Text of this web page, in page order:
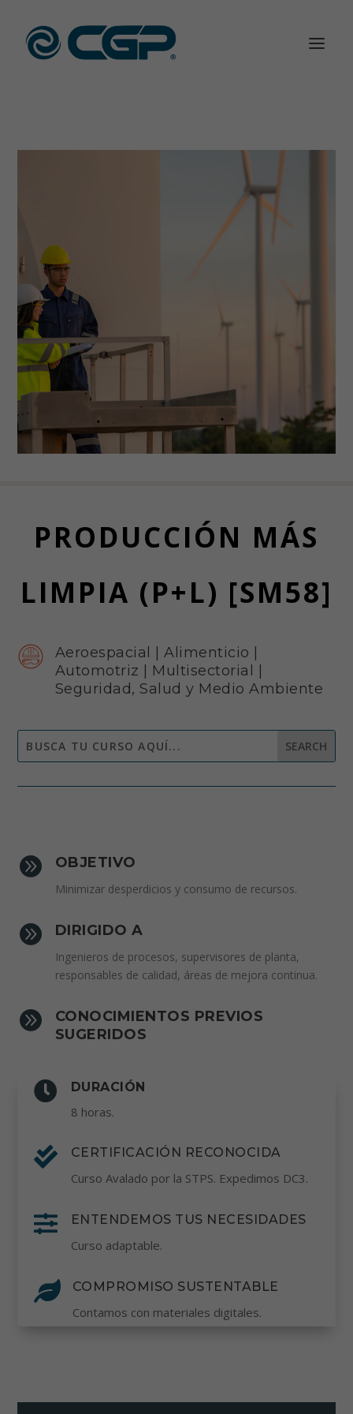
PRODUCCIÓN MÁS
LIMPIA (P+L) [SM58]
Aeroespacial Alimenticio
Automotriz
Multisectorial
Seguridad, Salud y Medio Ambiente
 OBJETIVO
Minimizar desperdicios y consumo de recursos.
 DIRIGIDO A
Ingenieros de procesos, supervisores de planta,
responsables de calidad, áreas de mejora continua.

CONOCIMIENTOS PREVIOS
SUGERIDOS
 DURACIÓN
8 horas.
 CERTIFICACIÓN RECONOCIDA
Curso Avalado por la STPS. Expedimos DC3.
 ENTENDEMOS TUS NECESIDADES
Curso adaptable.
 COMPROMISO SUSTENTABLE
Contamos con materiales digitales.